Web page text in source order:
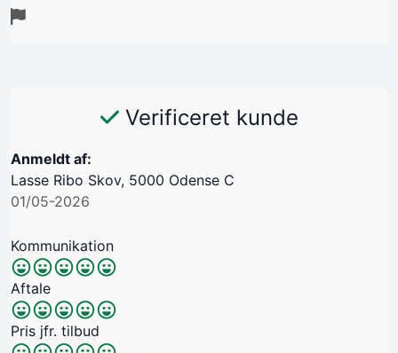
Verificeret kunde
Anmeldt af:
Lasse Ribo Skov, 5000 Odense C
01/05-2026
Kommunikation
Aftale
Pris jfr. tilbud